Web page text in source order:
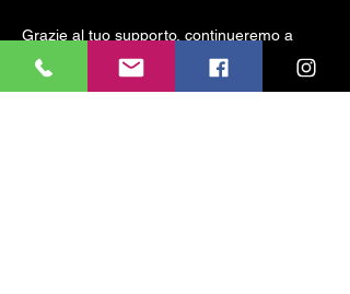
Grazie al tuo supporto, continueremo a
organizzare concerti ed eventi culturali
sempre a
ingresso libero gratuito
, creando
opportunità per i giovani musicisti e